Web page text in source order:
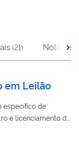
(21) Notícias
em Leilão
específico de
e licenciamento de
física ou
em